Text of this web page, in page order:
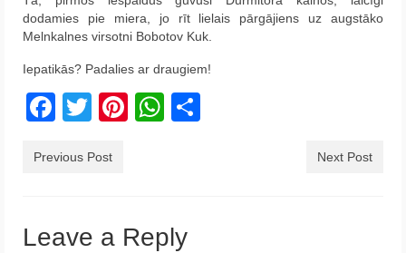
dodamies pie miera, jo rīt lielais pārgājiens uz augstāko
Melnkalnes virsotni Bobotov Kuk.
Iepatikās? Padalies ar draugiem!
Facebook
TwitterPinterest
WhatsApp
Previous Post Next Post
Leave a Reply